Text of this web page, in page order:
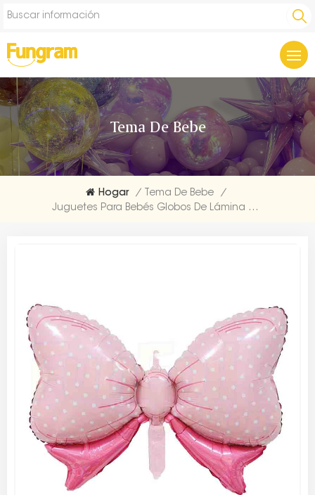
Tema De Bebe
Hogar / Tema De Bebe
/
Juguetes Para Bebés Globos De Lámina De Decoración Con Forma De Nudo De Lazo